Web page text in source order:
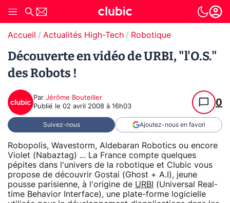
Accueil Actualités High-Tech Robotique
Découverte en vidéo de URBI, "l'O.S."
des Robots !
Par Jérôme Bouteiller
Publié le 02 avril 2008 à 16h03 0
Suivez-nous Ajoutez-nous en favori
Robopolis, Wavestorm, Aldebaran Robotics ou encore
Violet (Nabaztag) ... La France compte quelques
pépites dans l'univers de la robotique et Clubic vous
propose de découvrir Gostai (Ghost + A.I), jeune
pousse parisienne, à l'origine de URBI
(Universal Real-
time Behavior Interface), une plate-forme logicielle